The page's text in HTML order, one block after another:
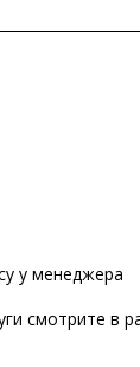
у менеджера
смотрите в